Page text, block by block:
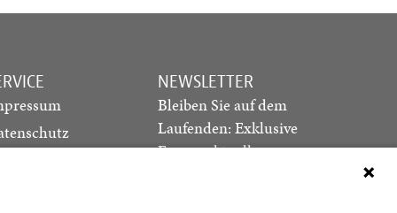
NEWSLETTER
Bleiben Sie auf dem
Laufenden: Exklusive
Essays, aktuelle